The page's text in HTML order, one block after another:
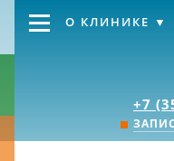
+7
О КЛИНИКЕ